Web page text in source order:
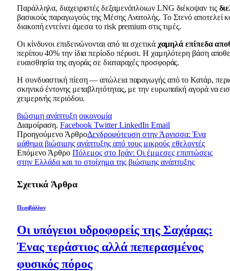
Παράλληλα, διαχειριστές δεξαμενόπλοιων LNG διέκοψαν τις
βασικούς παραγωγούς της Μέσης Ανατολής. Το Στενό αποτελεί
διακοπή εντείνει άμεσα το risk premium στις τιμές.
Οι κίνδυνοι επιδεινώνονται από τα σχετικά χαμηλά επίπεδα
περίπου 40% την ίδια περίοδο πέρυσι. Η χαμηλότερη βάση
ευαισθησία της αγοράς σε διαταραχές προσφοράς.
Η συνδυαστική πίεση — απώλεια παραγωγής από το Κατάρ,
σκηνικό έντονης μεταβλητότητας, με την ευρωπαϊκή αγορά να
χειμερινής περιόδου.
βιώσιμη ανάπτυξη οικονομία
Διαμοίραση. Facebook Twitter LinkedIn Email
Προηγούμενο ΆρθροΔενδροφύτευση στην Άρνισσα: Ένα
μάθημα βιώσιμης ανάπτυξης από τους μικρούς εθελοντές
Επόμενο Άρθρο Πόλεμος στο Ιράν: Οι έμμεσες επιπτώσεις
στην Ελλάδα και το στοίχημα της βιώσιμης ανάπτυξης
Σχετικά Άρθρα
Περιβάλλον
Οι υπόγειοι υδροφορείς της Σαχάρας:
Ένας τεράστιος αλλά πεπερασμένος
φυσικός πόρος